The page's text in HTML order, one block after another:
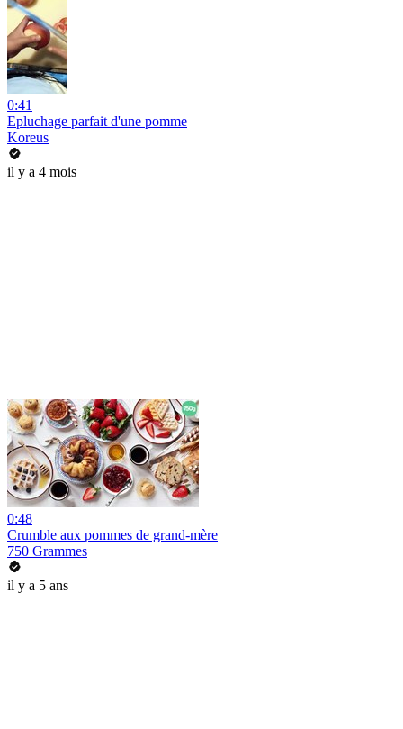
0:41
Epluchage parfait d'une pomme
Koreus
il y a 4 mois
0:48
Crumble aux pommes de grand-mère
750 Grammes
il y a 5 ans